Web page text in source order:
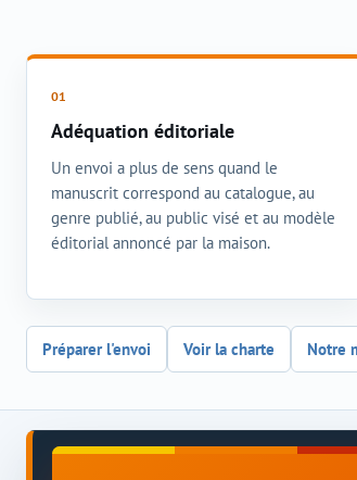
Adéquation éditoriale
Un envoi a plus de sens quand le
manuscrit correspond au catalogue, au
genre publié, au public visé et au modèle
éditorial annoncé par la maison.
Préparer l'envoi Voir la charte Notre